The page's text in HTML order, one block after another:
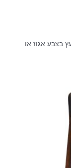
בצבע אגוז או